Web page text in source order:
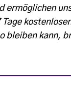
ermöglichen
bleiben kann,